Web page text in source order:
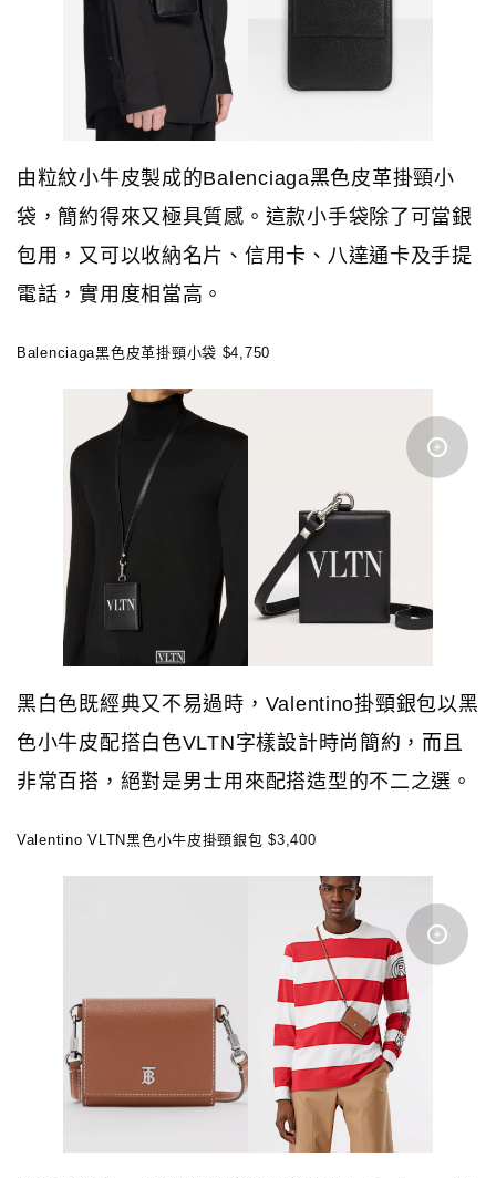
由粒紋小牛皮製成的Balenciaga黑色皮革掛頸小
袋，簡約得來又極具質感。這款小手袋除了可當銀
包用，又可以收納名片、信用卡、八達通卡及手提
電話，實用度相當高。
Balenciaga黑色皮革掛頸小袋 $4,750
黑白色既經典又不易過時，Valentino掛頸銀包以黑
色小牛皮配搭白色VLTN字樣設計時尚簡約，而且
非常百搭，絕對是男士用來配搭造型的不二之選。
Valentino VLTN黑色小牛皮掛頸銀包 $3,400